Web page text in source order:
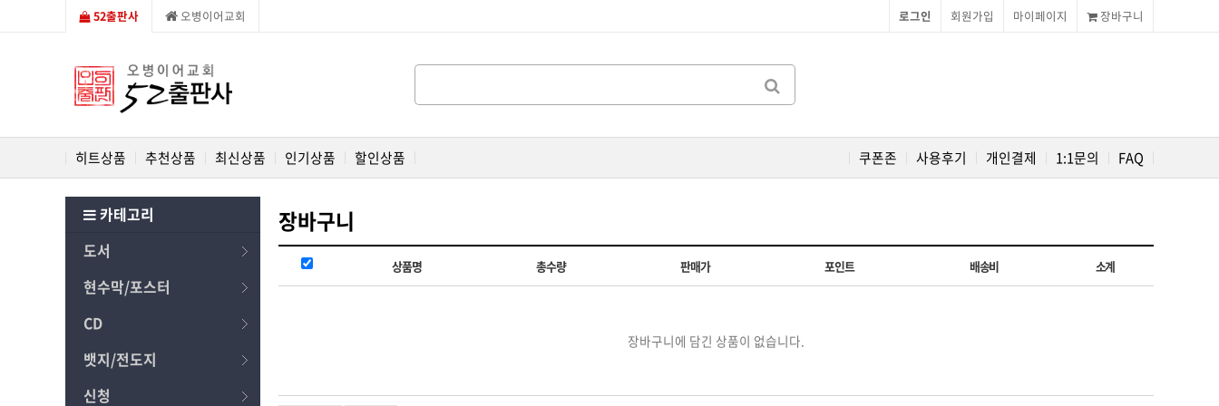
52출판사 오병이어교회 장바구니
마이페이지
회원가입
로그인
히트상품 추천상품 최신상품 인기상품 할인상품 FAQ
1:1문의
개인결제
사용후기
쿠폰존
카테고리
도서
현수막/포스터
CD
뱃지/전도지
신청
장바구니
상품명 총수량 판매가 포인트 배송비 소계
장바구니에 담긴 상품이 없습니다.